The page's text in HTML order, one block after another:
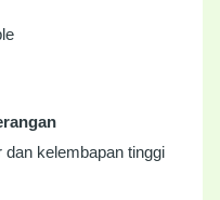
dan kelembapan tinggi